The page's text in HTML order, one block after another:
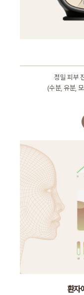
정밀 피부
(수분, 유분,
환자